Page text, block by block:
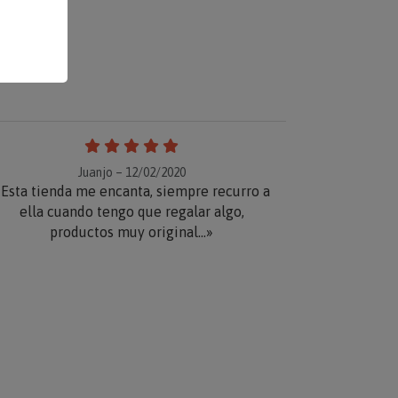
Juanjo – 12/02/2020
tienda me encanta, siempre recurro a
ella cuando tengo que regalar algo,
productos muy original...»